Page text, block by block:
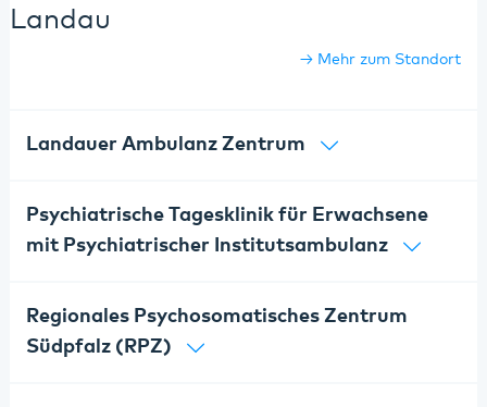
Landau
Mehr zum Standort
Landauer Ambulanz Zentrum
Psychiatrische Tagesklinik für Erwachsene
mit Psychiatrischer Institutsambulanz
Regionales Psychosomatisches Zentrum
Südpfalz (RPZ)